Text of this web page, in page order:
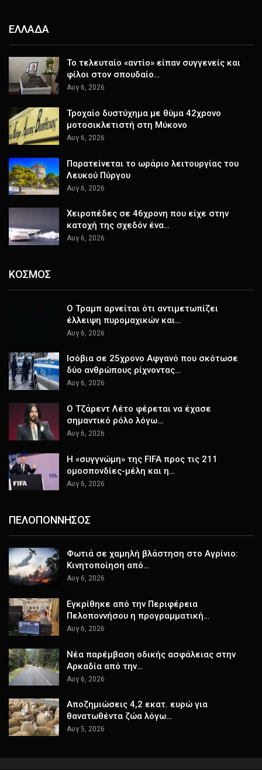
ΕΛΛΑΔΑ
Το τελευταίο «αντίο» είπαν συγγενείς και
φίλοι στον σπουδαίο…
Αυγ 6, 2026
Τροχαίο δυστύχημα με θύμα 42χρονο
μοτοσικλετιστή στη Μύκονο
Αυγ 6, 2026
Παρατείνεται το ωράριο λειτουργίας του
Λευκού Πύργου
Αυγ 6, 2026
Χειροπέδες σε 46χρονη που είχε στην
κατοχή της σχεδόν ένα…
Αυγ 6, 2026
ΚΟΣΜΟΣ
Ο Τραμπ αρνείται ότι αντιμετωπίζει
έλλειψη πυρομαχικών και…
Αυγ 6, 2026
Ισόβια σε 25χρονο Αφγανό που σκότωσε
δύο ανθρώπους ρίχνοντας…
Αυγ 6, 2026
Ο Τζάρεντ Λέτο φέρεται να έχασε
σημαντικό ρόλο λόγω…
Αυγ 6, 2026
Η «συγγνώμη» της FIFA προς τις 211
ομοσπονδίες-μέλη και η…
Αυγ 6, 2026
ΠΕΛΟΠΟΝΝΗΣΟΣ
Φωτιά σε χαμηλή βλάστηση στο Αγρίνιο:
Κινητοποίηση από…
Αυγ 6, 2026
Εγκρίθηκε από την Περιφέρεια
Πελοποννήσου η προγραμματική…
Αυγ 6, 2026
Νέα παρέμβαση οδικής ασφάλειας στην
Αρκαδία από την…
Αυγ 6, 2026
Αποζημιώσεις 4,2 εκατ. ευρώ για
θανατωθέντα ζώα λόγω…
Αυγ 5, 2026